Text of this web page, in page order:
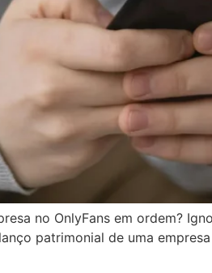
no OnlyFans em ordem?
patrimonial de uma